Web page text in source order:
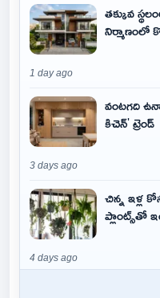
తక్కువ
నిర్మాణంలో
1 day ago
వంటగది
కిచెన్' ట్రెండ్
3 days ago
చిన్న ఇళ్ల
ప్లాంట్స్‌తో
4 days ago